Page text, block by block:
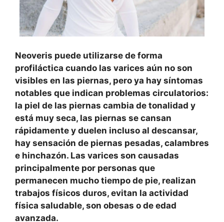
Neoveris puede utilizarse de forma
profiláctica cuando las varices aún no son
visibles en las piernas, pero ya hay síntomas
notables que indican problemas circulatorios:
la piel de las piernas cambia de tonalidad y
está muy seca, las piernas se cansan
rápidamente y duelen incluso al descansar,
hay sensación de piernas pesadas, calambres
e hinchazón. Las varices son causadas
principalmente por personas que
permanecen mucho tiempo de pie, realizan
trabajos físicos duros, evitan la actividad
física saludable, son obesas o de edad
avanzada.